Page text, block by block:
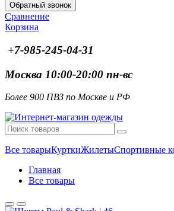
Обратный звонок
Сравнение
Корзина
+7-985-245-04-31
Москва 10:00-20:00 пн-вс
Более 900 ПВЗ по Москве и РФ
Все товарыКурткиЖилетыСпортивные
Главная
Все товары